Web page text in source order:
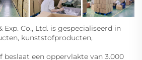
Exp. Co., Ltd. is gespecialiseerd in
kunststofproducten,
beslaat een oppervlakte van 3.000